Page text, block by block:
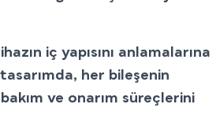
iç yapısını anlamalarına
her bileşenin
ve onarım süreçlerini